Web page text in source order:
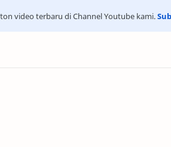
video terbaru di Channel Youtube kami.